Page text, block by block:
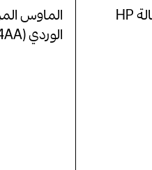
الماوس
الوردي HP 720M (BH7N4AA)
الماوس المريح القابل للإمالة HP